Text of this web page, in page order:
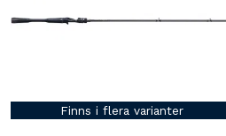
Finns i flera varianter